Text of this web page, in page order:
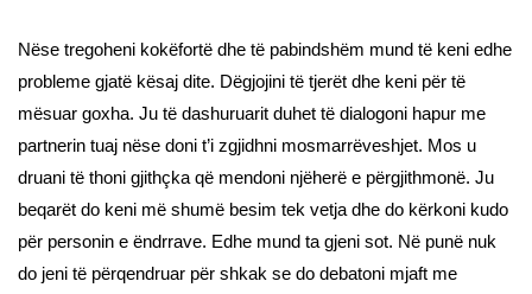
Nëse tregoheni kokëfortë dhe të pabindshëm mund të keni edhe
probleme gjatë kësaj dite. Dëgjojini të tjerët dhe keni për të
mësuar goxha. Ju të dashuruarit duhet të dialogoni hapur me
partnerin tuaj nëse doni t’i zgjidhni mosmarrëveshjet. Mos u
druani të thoni gjithçka që mendoni njëherë e përgjithmonë. Ju
beqarët do keni më shumë besim tek vetja dhe do kërkoni kudo
për personin e ëndrrave. Edhe mund ta gjeni sot. Në punë nuk
do jeni të përqendruar për shkak se do debatoni mjaft me